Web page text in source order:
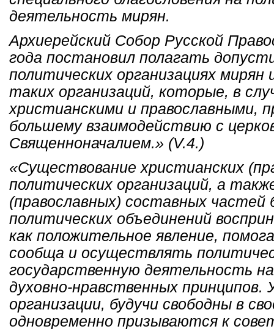
деятельность мирян.
Архиерейский Собор Русской
года постановил полагать
политических организациях мирян
таких организаций, которые, в
христианскими и православными,
большему взаимодействию с
Священноначалием.» (V.4.)
«Существование христианских
политических организаций, а
(православных) составных частей
политических объединений
как положительное явление,
сообща и осуществлять
государственную деятельность
духовно-нравственных
организации, будучи свободны в
одновременно призываются к